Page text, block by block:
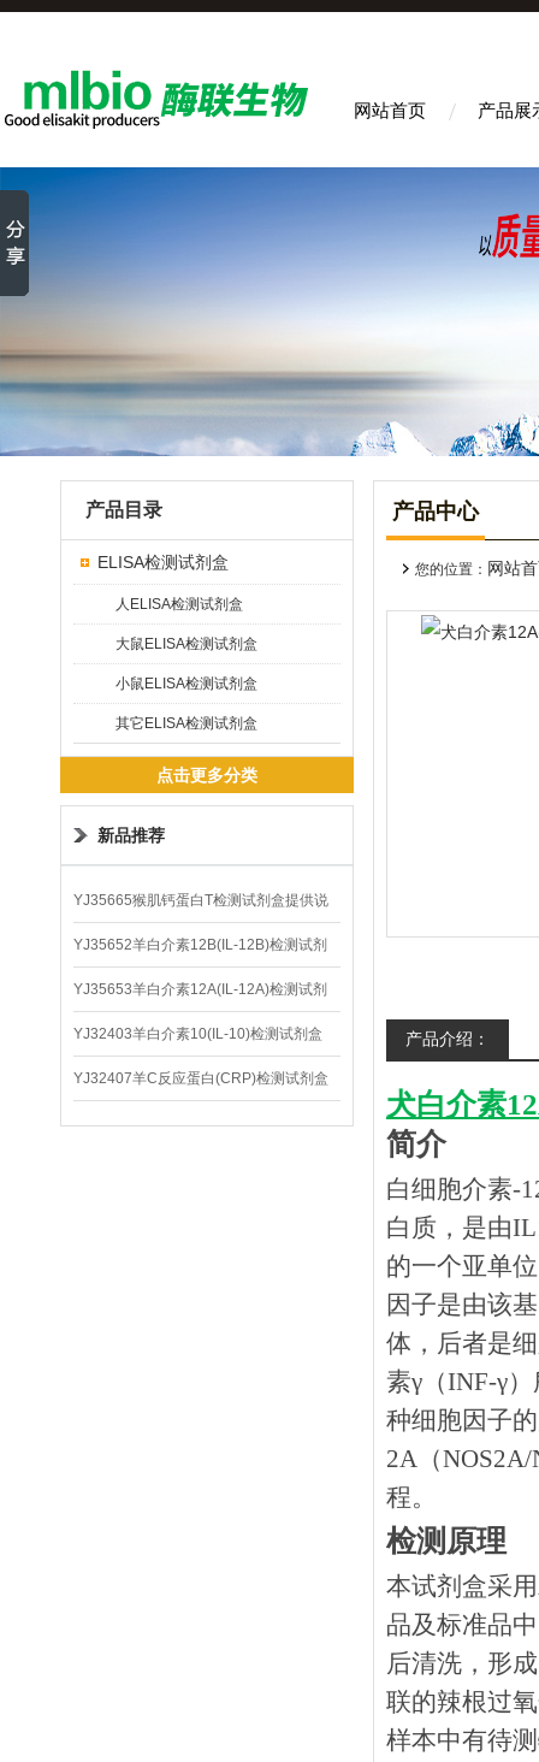
网站首页 产品展
产品目录
ELISA检测试剂盒
人ELISA检测试剂盒
大鼠ELISA检测试剂盒
小鼠ELISA检测试剂盒
其它ELISA检测试剂盒
点击更多分类
新品推荐
YJ35665猴肌钙蛋白T检测试剂盒提供说
明书
YJ35652羊白介素12B(IL-12B)检测试剂
盒
YJ35653羊白介素12A(IL-12A)检测试剂
盒
YJ32403羊白介素10(IL-10)检测试剂盒
YJ32407羊C反应蛋白(CRP)检测试剂盒
产品中心
您的位置： 网站
产品介绍：
犬白介素
简介
白细胞介素-
白质，是由
的一个亚单
因子是由该
体，后者是
素γ（INF-γ
种细胞因子
2A（
程。
检测原理
本试剂盒采
品及标准品
后清洗，形
联的辣根过
样本中有待